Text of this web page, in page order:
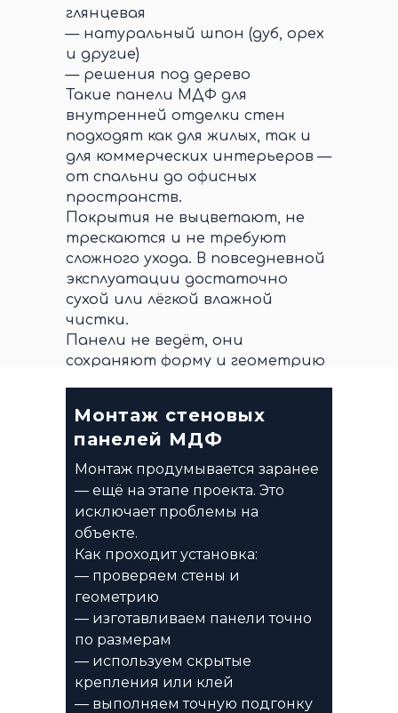
глянцевая
— натуральный шпон (дуб, орех
и другие)
— решения под дерево
Такие панели МДФ для
внутренней отделки стен
подходят как для жилых, так и
для коммерческих интерьеров —
от спальни до офисных
пространств.
Покрытия не выцветают, не
трескаются и не требуют
сложного ухода. В повседневной
эксплуатации достаточно
сухой или лёгкой влажной
чистки.
Панели не ведёт, они
сохраняют форму и геометрию
Монтаж стеновых
панелей МДФ
Монтаж продумывается заранее
— ещё на этапе проекта. Это
исключает проблемы на
объекте.
Как проходит установка:
— проверяем стены и
геометрию
— изготавливаем панели точно
по размерам
— используем скрытые
крепления или клей
— выполняем точную подгонку